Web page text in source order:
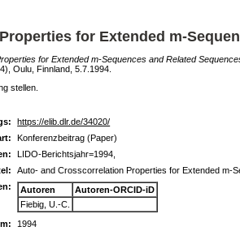
for Extended m-
for Extended m-Sequences and Related
Oulu, Finnland, 5.7.1994.
stellen.
https://elib.dlr.de/34020/
Konferenzbeitrag (Paper)
LIDO-Berichtsjahr=1994,
Auto- and Crosscorrelation Properties for Extended m-
Autoren
Autoren-ORCID-iD
Fiebig, U.-C.
1994